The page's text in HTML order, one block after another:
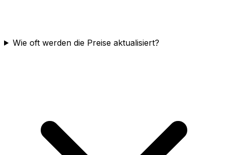
Wie oft werden die Preise aktualisiert?